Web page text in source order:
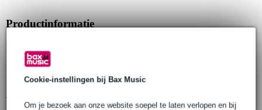
Cookie-instellingen bij Bax Music
Om je bezoek aan onze website soepel te laten verlopen en bij
Productinformatie
korte gelaste schakels
per meter verkrijgbaar: T28000